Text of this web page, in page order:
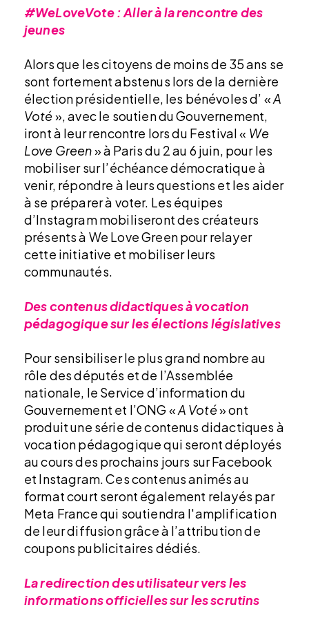
#WeLoveVote : Aller à la rencontre des
jeunes
Alors que les citoyens de moins de 35 ans se
sont fortement abstenus lors de la dernière
élection présidentielle, les bénévoles d’ «A
Voté», avec le soutien du Gouvernement,
iront à leur rencontre lors du Festival « We
Love Green» à Paris du 2 au 6 juin, pour les
mobiliser sur l’échéance démocratique à
venir, répondre à leurs questions et les aider
à se préparer à voter. Les équipes
d’Instagram mobiliseront des créateurs
présents à We Love Green pour relayer
cette initiative et mobiliser leurs
communautés.
Des contenus didactiques à vocation
pédagogique sur les élections législatives
Pour sensibiliser le plus grand nombre au
rôle des députés et de l’Assemblée
nationale, le Service d’information du
Gouvernement et l’ONG «A Voté» ont
produit une série de contenus didactiques à
vocation pédagogique qui seront déployés
au cours des prochains jours sur Facebook
et Instagram. Ces contenus animés au
format court seront également relayés par
Meta France qui soutiendra l'amplification
de leur diffusion grâce à l’attribution de
coupons publicitaires dédiés.
La redirection des utilisateur vers les
informations officielles sur les scrutins